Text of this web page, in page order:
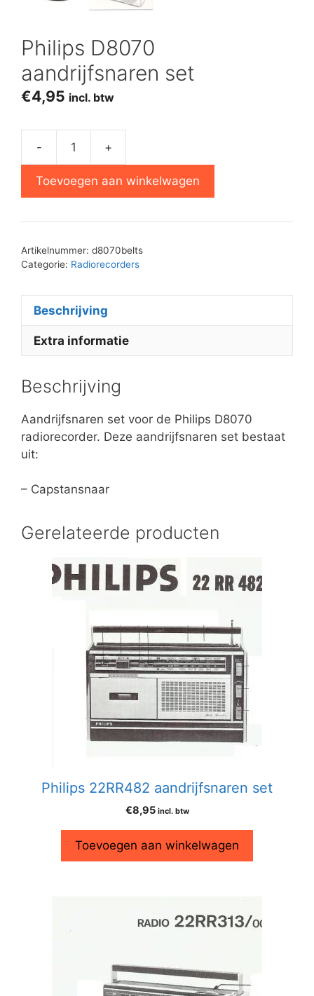
Philips D8070
aandrijfsnaren set
€4,95 incl. btw
-
aandrijfsnaren
aantal
+
Toevoegen aan winkelwagen
Artikelnummer: d8070belts
Categorie: Radiorecorders
Beschrijving
Extra informatie
Beschrijving
Aandrijfsnaren set voor de Philips D8070
radiorecorder. Deze aandrijfsnaren set bestaat
uit:
– Capstansnaar
Gerelateerde producten
Philips 22RR482 aandrijfsnaren set
€8,95 incl. btw
Toevoegen aan winkelwagen